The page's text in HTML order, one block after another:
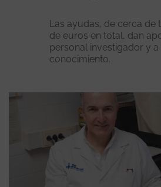
Las ayudas, de cerca de
de euros en total, dan
personal investigador y
conocimiento.